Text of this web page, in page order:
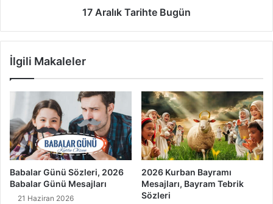
17 Aralık Tarihte Bugün
İlgili Makaleler
Babalar Günü Sözleri, 2026
Babalar Günü Mesajları
21 Haziran 2026
2026 Kurban Bayramı
Mesajları, Bayram Tebrik
Sözleri